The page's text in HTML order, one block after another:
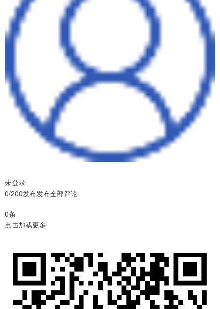
未登录
0/200发布发布全部评论
0条
点击加载更多